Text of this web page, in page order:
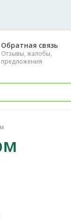
Обратная связь
Отзывы, жалобы,
предложения